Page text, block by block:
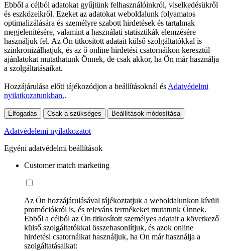
Ebből a célból adatokat gyűjtünk felhasználóinkról, viselkedésükről
és eszközeikről. Ezeket az adatokat weboldalunk folyamatos
optimalizálására és személyre szabott hirdetések és tartalmak
megjelenítésére, valamint a használati statisztikák elemzésére
használjuk fel. Az Ön titkosított adatait külső szolgáltatókkal is
szinkronizálhatjuk, és az ő online hirdetési csatornáikon keresztül
ajánlatokat mutathatunk Önnek, de csak akkor, ha Ön már használja
a szolgáltatásaikat.
Hozzájárulása előtt tájékozódjon a beállításoknál és Adatvédelmi
nyilatkozatunkban..
Elfogadás Csak a szükséges Beállítások módosítása
Adatvédelemi nyilatkozatot
Egyéni adatvédelmi beállítások
Customer match marketing
Az Ön hozzájárulásával tájékoztatjuk a weboldalunkon kívüli
promóciókról is, és releváns termékeket mutatunk Önnek.
Ebből a célból az Ön titkosított személyes adatait a következő
külső szolgáltatókkal összehasonlítjuk, és azok online
hirdetési csatornáikat használjuk, ha Ön már használja a
szolgáltatásaikat: